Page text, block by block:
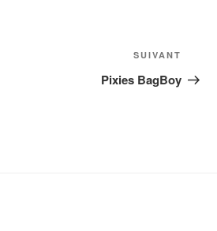
suivant
SUIVANT
Pixies BagBoy